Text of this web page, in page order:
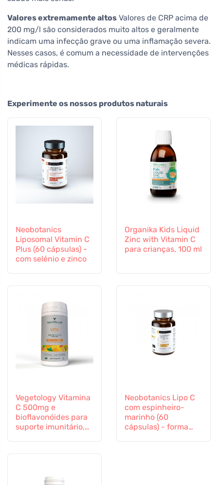
Valores extremamente altos Valores de CRP acima de
200 mg/l são considerados muito altos e geralmente
indicam uma infecção grave ou uma inflamação severa.
Nesses casos, é comum a necessidade de intervenções
médicas rápidas.
Experimente os nossos produtos naturais
Neobotanics
Liposomal Vitamin C
Plus (60 cápsulas) -
com selénio e zinco
Organika Kids Liquid
Zinc with Vitamin C
para crianças, 100 ml
Vegetology Vitamina
C 500mg e
bioflavonóides para
suporte imunitário,
Neobotanics Lipo C
com espinheiro-
marinho (60
cápsulas) - forma